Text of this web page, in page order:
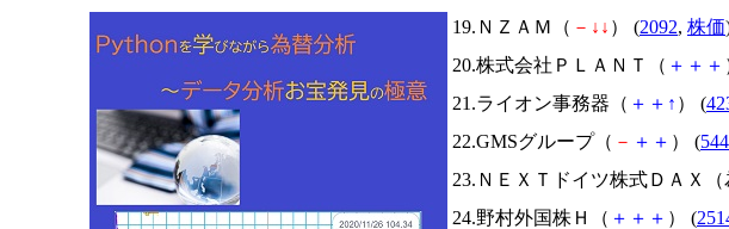
19.ＮＺＡＭ（ － ↓ ↓ ） (2092, 株価
20.株式会社ＰＬＡＮＴ（ ＋ ＋ ＋
21.ライオン事務器（ ＋ ＋ ↑ ） (
22.GMSグループ（ － ＋ ＋ ） (
23.ＮＥＸＴドイツ株式ＤＡＸ
24.野村外国株Ｈ（ ＋ ＋ ＋ ） (